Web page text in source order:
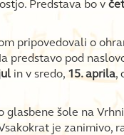
Predstava bo v
pripovedovali o
predstavo pod
in v sredo, 15. aprila,
glasbene šole na
je zanimivo,